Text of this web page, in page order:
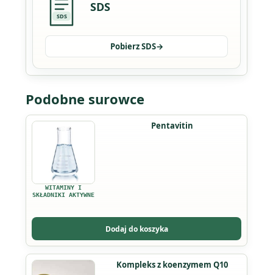
SDS
SDS
Pobierz SDS→
Podobne surowce
WITAMINY I
SKŁADNIKI AKTYWNE
Pentavitin
Dodaj do koszyka
Kompleks z koenzymem Q10